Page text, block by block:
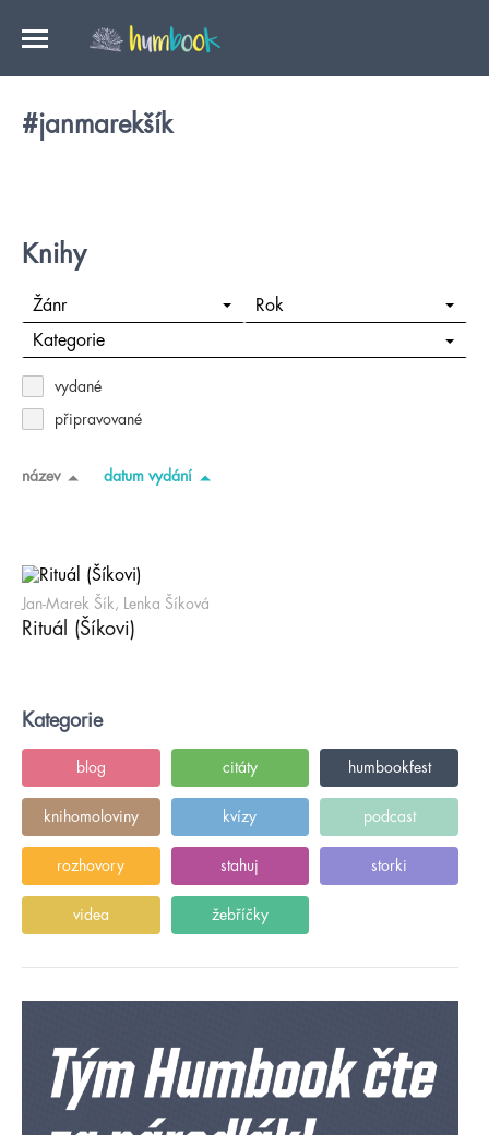
#janmarekšík
Knihy
Žánr Rok
Kategorie
vydané
připravované
název datum vydání
Jan-Marek Šík, Lenka Šíková
Rituál (Šíkovi)
Kategorie
blog citáty humbookfest
knihomoloviny kvízy podcast
rozhovory stahuj storki
videa žebříčky